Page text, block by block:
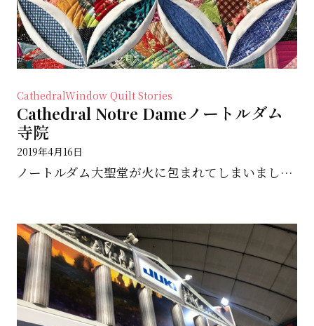
CathedralWindow Quilt Stories
Cathedral Notre Dameノートルダム
寺院
2019年4月16日
ノートルダム大聖堂が火に包まれてしまいました。 数年前大聖堂に入った時の感動は今も忘れられない。 そ...